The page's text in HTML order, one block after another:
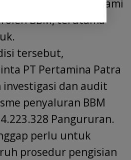
berpotensi mengalami
BBM, terutama
tersebut,
PT Pertamina Patra
investigasi dan audit
penyaluran BBM
Pangururan.
perlu untuk
prosedur pengisian